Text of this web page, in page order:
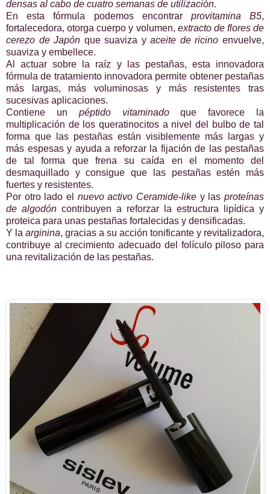
densas al cabo de cuatro semanas de utilización.
En esta fórmula podemos encontrar provitamina B5,
fortalecedora, otorga cuerpo y volumen, extracto de flores de
cerezo de Japón que suaviza yaceite de ricino envuelve,
suaviza y embellece.
Al actuar sobre la raíz y las pestañas, esta innovadora
fórmula de tratamiento innovadora permite obtener pestañas
más largas, más voluminosas y más resistentes tras
sucesivas aplicaciones.
Contiene un péptido vitaminadoque favorece la
multiplicación de los queratinocitos a nivel del bulbo de tal
forma que las pestañas están visiblemente más largas y
más espesas y ayuda a reforzar la fijación de las pestañas
de tal forma que frena su caída en el momento del
desmaquillado y consigue que las pestañas estén más
fuertes y resistentes.
Por otro lado el nuevo activo Ceramide-like y lasproteínas
de algodón contribuyen a reforzar la estructura lipídica y
proteica para unas pestañas fortalecidas y densificadas.
Y la arginina, gracias a su acción tonificante y revitalizadora,
contribuye al crecimiento adecuado del folículo piloso para
una revitalización de las pestañas.